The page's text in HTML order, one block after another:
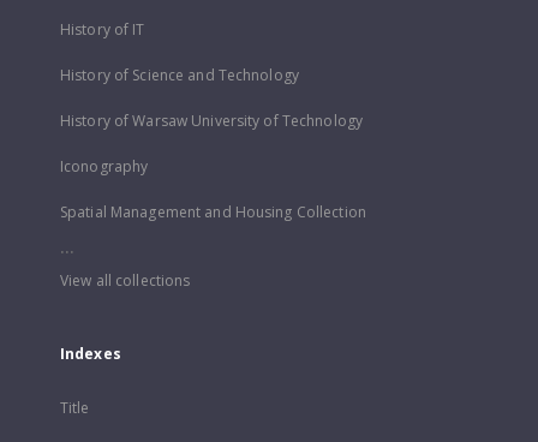
History of IT
History of Science and Technology
History of Warsaw University of Technology
Iconography
Spatial Management and Housing Collection
...
View all collections
Indexes
Title